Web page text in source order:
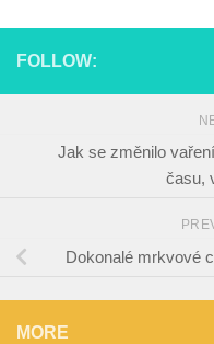
FOLLOW:
Jak se změnilo
času,
Dokonalé mrkvové
MORE